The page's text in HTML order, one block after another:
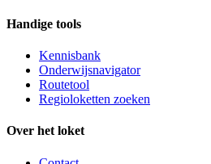
Handige tools
Kennisbank
Onderwijsnavigator
Routetool
Regioloketten zoeken
Over het loket